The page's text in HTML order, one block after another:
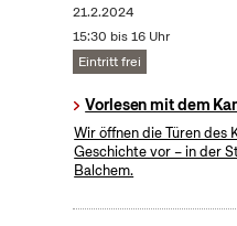
21.2.2024
15:30 bis 16 Uhr
Eintritt frei
Vorlesen mit dem
Wir öffnen die Türen des
Geschichte vor – in der
Balchem.